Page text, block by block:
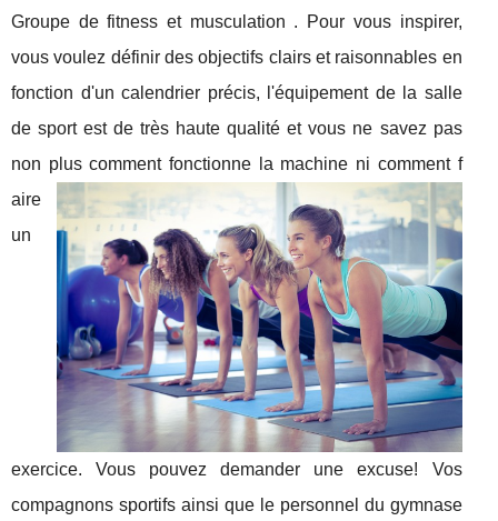
Groupe de fitness et musculation . Pour vous inspirer,
vous voulez définir des objectifs clairs et raisonnables en
fonction d'un calendrier précis, l'équipement de la salle
de sport est de très haute qualité et vous ne savez pas
non plus comment fonctionne la machine ni comment f
aire
un
exercice. Vous pouvez demander une excuse! Vos
compagnons sportifs ainsi que le personnel du gymnase